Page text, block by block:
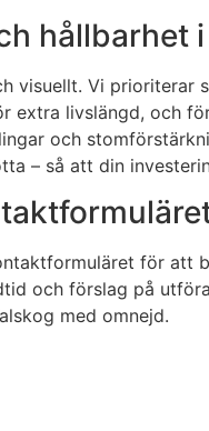
hållbarhet
visuellt. Vi
extra livslängd, och
och
– så att din
för att
och förslag på
med omnejd.